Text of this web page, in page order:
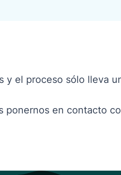
y el proceso sólo lleva
ponernos en contacto